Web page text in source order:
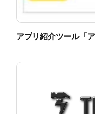
アプリ紹介ツール「